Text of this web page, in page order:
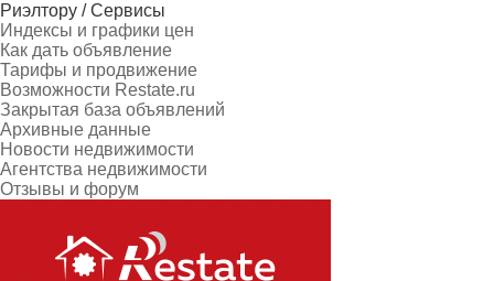
Риэлтору / Сервисы
Индексы и графики цен
Как дать объявление
Тарифы и продвижение
Возможности Restate.ru
Закрытая база объявлений
Архивные данные
Новости недвижимости
Агентства недвижимости
Отзывы и форум